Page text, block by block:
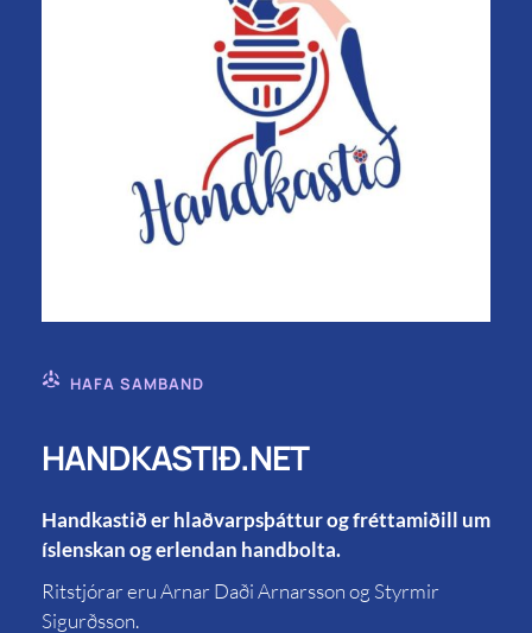
HAFA SAMBAND
HANDKASTIÐ.NET
Handkastið er hlaðvarpsþáttur og fréttamiðill um
íslenskan og erlendan handbolta.
Ritstjórar eru Arnar Daði Arnarsson og Styrmir
Sigurðsson.